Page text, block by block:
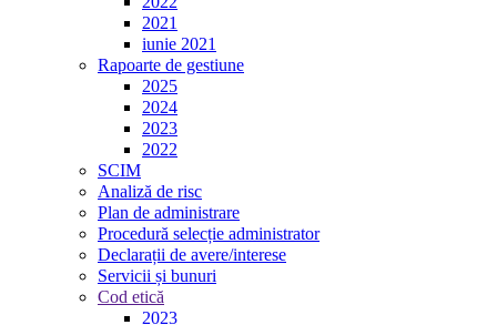
2021
iunie 2021
Rapoarte de gestiune
2025
2024
2023
2022
SCIM
Analiză de risc
Plan de administrare
Procedură selecție administrator
Declarații de avere/interese
Servicii și bunuri
Cod etică
2023